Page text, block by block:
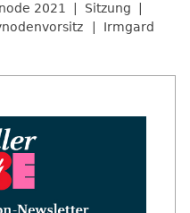
2021
Sitzung
Irmgard